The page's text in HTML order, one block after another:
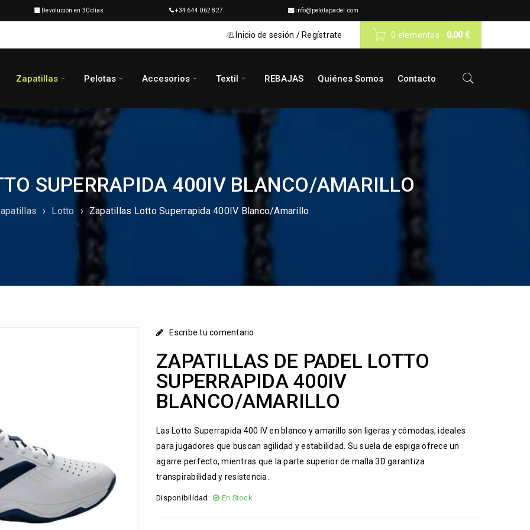
Devolución en 30 días +34 644 062 827 info@pelotapadel.com
0 elementos - 0,00€
Inicio de sesión / Regístrate
Zapatillas Pelotas Accesorios Textil REBAJAS Quiénes Somos Contacto
SUPERRAPIDA 400IV BLANCO/AMARILLO
› Lotto › Zapatillas Lotto Superrapida 400IV Blanco/Amarillo
Escribe tu comentario
ZAPATILLAS DE PADEL LOTTO
SUPERRAPIDA 400IV
BLANCO/AMARILLO
Las Lotto Superrapida 400 IV en blanco y amarillo son ligeras y cómodas, ideales
para jugadores que buscan agilidad y estabilidad. Su suela de espiga ofrece un
agarre perfecto, mientras que la parte superior de malla 3D garantiza
transpirabilidad y resistencia.
Disponibilidad: En Stock